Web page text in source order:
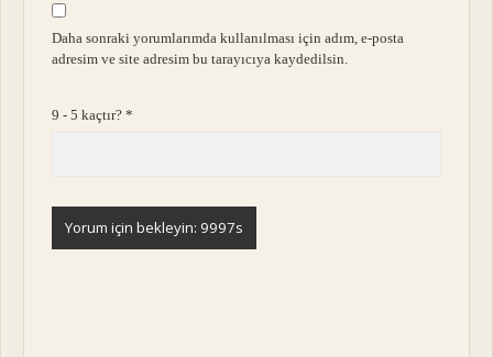
Daha sonraki yorumlarımda kullanılması için adım, e-posta
adresim ve site adresim bu tarayıcıya kaydedilsin.
9 - 5 kaçtır?*